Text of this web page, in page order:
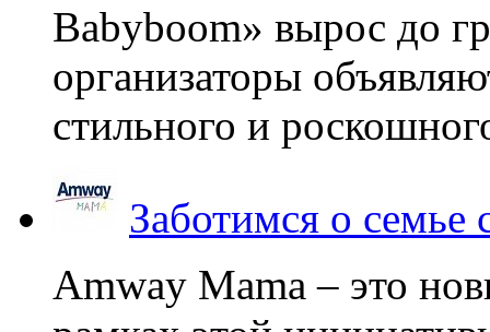
Babyboom» вырос до
организаторы
стильного и
Заботимся о
Amway Mama – это